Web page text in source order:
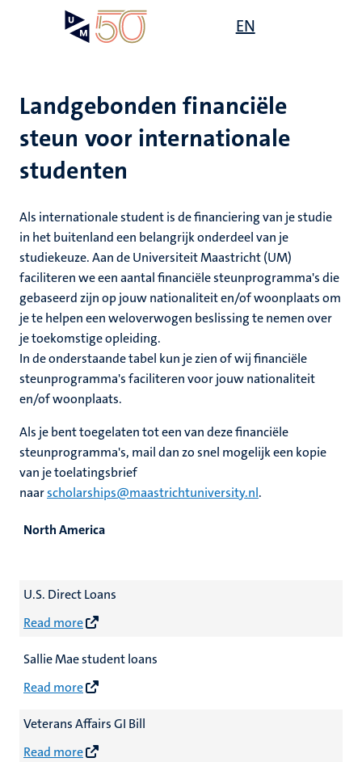
gaan
EN
Landgebonden financiële
steun voor internationale
studenten
Als internationale student is de financiering van je studie
in het buitenland een belangrijk onderdeel van je
studiekeuze. Aan de Universiteit Maastricht (UM)
faciliteren we een aantal financiële steunprogramma's die
gebaseerd zijn op jouw nationaliteit en/of woonplaats om
je te helpen een weloverwogen beslissing te nemen over
je toekomstige opleiding.
In de onderstaande tabel kun je zien of wij financiële
steunprogramma's faciliteren voor jouw nationaliteit
en/of woonplaats.
Als je bent toegelaten tot een van deze financiële
steunprogramma's, mail dan zo snel mogelijk een kopie
van je toelatingsbrief
naarscholarships@maastrichtuniversity.nl.
North America
U.S. Direct Loans
Read more
Sallie Mae student loans
Read more
Veterans Affairs GI Bill
Read more